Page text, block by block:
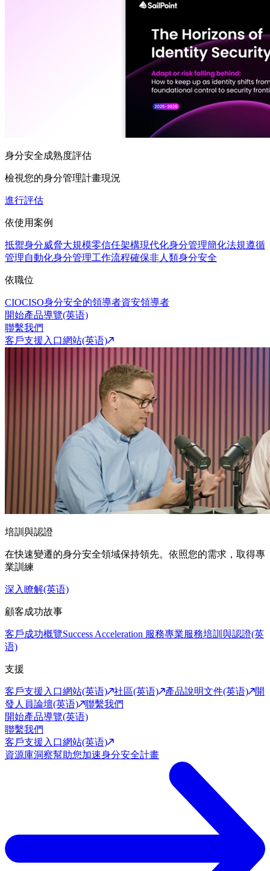
身分安全成熟度評估
檢視您的身分管理計畫現況
進行評估
依使用案例
抵禦身分威脅大規模零信任架構現代化身分管理簡化法規遵循
管理自動化身分管理工作流程確保非人類身分安全
依職位
CIOCISO身分安全的領導者資安領導者
開始產品導覽(英语)
聯繫我們
客戶支援入口網站(英语)
培訓與認證
在快速變遷的身分安全領域保持領先。依照您的需求，取得專
業訓練
深入瞭解(英语)
顧客成功故事
客戶成功概覽Success Acceleration 服務專業服務培訓與認證(英
语)
支援
客戶支援入口網站(英语) 社區(英语) 產品說明文件(英语)
開
發人員論壇(英语)
聯繫我們
開始產品導覽(英语)
聯繫我們
客戶支援入口網站(英语)
資源庫洞察幫助您加速身分安全計畫